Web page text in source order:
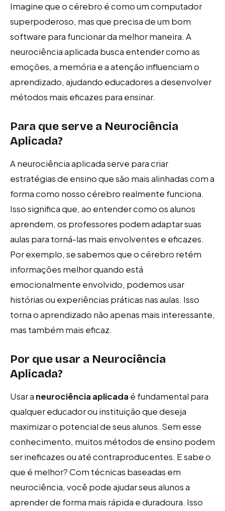
Imagine que o cérebro é como um computador
superpoderoso, mas que precisa de um bom
software para funcionar da melhor maneira. A
neurociência aplicada busca entender como as
emoções, a memória e a atenção influenciam o
aprendizado, ajudando educadores a desenvolver
métodos mais eficazes para ensinar.
Para que serve a Neurociência
Aplicada?
A neurociência aplicada serve para criar
estratégias de ensino que são mais alinhadas com a
forma como nosso cérebro realmente funciona.
Isso significa que, ao entender como os alunos
aprendem, os professores podem adaptar suas
aulas para torná-las mais envolventes e eficazes.
Por exemplo, se sabemos que o cérebro retém
informações melhor quando está
emocionalmente envolvido, podemos usar
histórias ou experiências práticas nas aulas. Isso
torna o aprendizado não apenas mais interessante,
mas também mais eficaz.
Por que usar a Neurociência
Aplicada?
Usar a neurociência aplicada é fundamental para
qualquer educador ou instituição que deseja
maximizar o potencial de seus alunos. Sem esse
conhecimento, muitos métodos de ensino podem
ser ineficazes ou até contraproducentes. E sabe o
que é melhor? Com técnicas baseadas em
neurociência, você pode ajudar seus alunos a
aprender de forma mais rápida e duradoura. Isso